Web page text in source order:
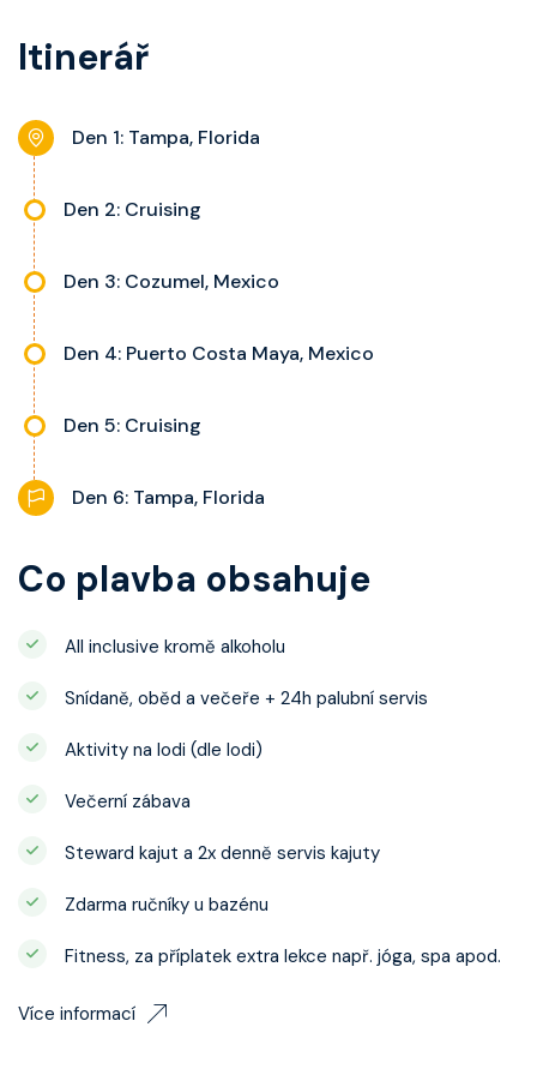
kajuty.
nastavitelnou klimatizaci,
noční stolky, trezor a balkon s
výhledem, velikost kajuty a balkonu
Itinerář
Den 1: Tampa, Florida
Den 2: Cruising
Den 3: Cozumel, Mexico
Den 4: Puerto Costa Maya, Mexico
Den 5: Cruising
Den 6: Tampa, Florida
Co plavba obsahuje
All inclusive kromě alkoholu
Snídaně, oběd a večeře + 24h palubní servis
Aktivity na lodi (dle lodi)
Večerní zábava
Steward kajut a 2x denně servis kajuty
Zdarma ručníky u bazénu
Fitness, za příplatek extra lekce např. jóga, spa apod.
Více informací